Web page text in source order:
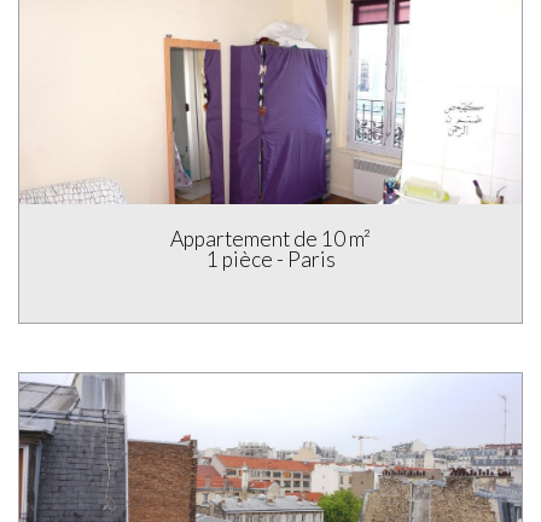
Appartement de 18.4 m²
1 pièce - Paris